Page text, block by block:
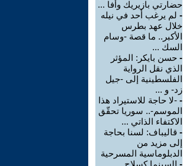
حضارتي بازيريك وأفا ...
- لم يرغب أحد في نيله
خلال عهد بطرس
الأكبر.. ما قصة -وسام
السك ...
- حسن بايكر: المؤثر
الذي نقل الرواية
الفلسطينية إلى -جيل
زد- و ...
- -لا حاجة للاستيراد هذا
الموسم-.. سوريا تحقّق
الاكتفاء الذاتي ...
- قاليباف: لسنا بحاجة
إلى مزيد من
الدبلوماسية المسرحية
- السينما كسلاح